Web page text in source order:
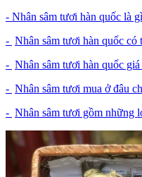
- Nhân sâm tươi hàn quốc là
- Nhân sâm tươi hàn quốc có
- Nhân sâm tươi hàn quốc
- Nhân sâm tươi mua ở đâu
- Nhân sâm tươi gồm những